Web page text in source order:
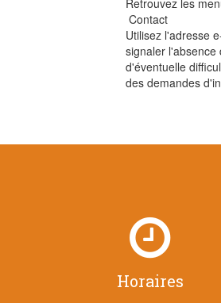
Retrouvez les
Contact
Utilisez l'adresse
signaler
d'éventuelle
des demandes

Horaires